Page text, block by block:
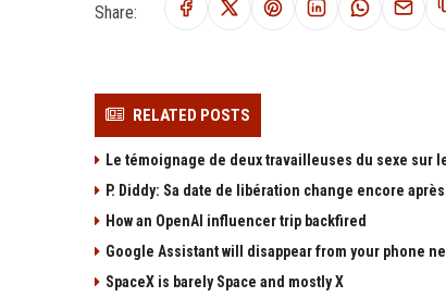
Share:
RELATED POSTS
Le témoignage de deux travailleuses du sexe sur
P. Diddy: Sa date de libération change encore
How an OpenAI influencer trip backfired
Google Assistant will disappear from your phone
SpaceX is barely Space and mostly X